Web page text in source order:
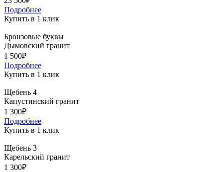
Подробнее
Купить в 1 клик
Бронзовые буквы
Дымовский гранит
1 500₽
Подробнее
Купить в 1 клик
Щебень 4
Капустинский гранит
1 300₽
Подробнее
Купить в 1 клик
Щебень 3
Карельский гранит
1 300₽